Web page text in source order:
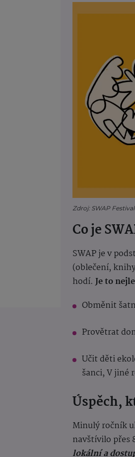
Zdroj: SWAP Festival
Co je
SWAP je v
(oblečení,
hodí.Je to
Obměnit
Provětrat
Učit děti
šanci, V jiné
Úspěch,
Minulý ročník
navštívilo přes
lokální a